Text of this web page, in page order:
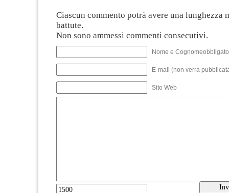
Ciascun commento potrà avere una lunghezza
battute.
Non sono ammessi commenti consecutivi.
Nome e
E-mail (non verrà
Sito Web